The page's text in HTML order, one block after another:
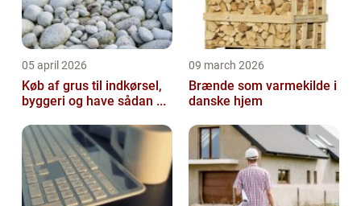
05 april 2026
Køb af grus til indkørsel,
byggeri og have sådan ...
09 march 2026
Brænde som varmekilde i
danske hjem